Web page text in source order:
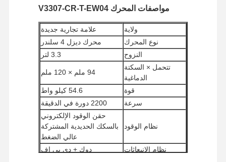
مواصفات المحرك V3307-CR-T-EW04
ولاية
علامة تجارية جديدة
نوع المحرك
محرك ديزل 4 سلندر
النزوح
3.3 لتر
تتحمل × السكتة
الدماغية
94 ملم × 120 ملم
قوة
54.6 كيلو واط
سرعة
2200 دورة في الدقيقة
نظام الوقود
حقن الوقود الإلكتروني
بالسكك الحديدية المشتركة
عالي الضغط
نظام الانبعاثات
دوك + دي بي إف